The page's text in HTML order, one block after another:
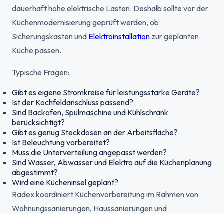
dauerhaft hohe elektrische Lasten. Deshalb sollte vor der
Küchenmodernisierung geprüft werden, ob
Sicherungskasten und Elektroinstallation zur geplanten
Küche passen.
Typische Fragen:
Gibt es eigene Stromkreise für leistungsstarke Geräte?
Ist der Kochfeldanschluss passend?
Sind Backofen, Spülmaschine und Kühlschrank
berücksichtigt?
Gibt es genug Steckdosen an der Arbeitsfläche?
Ist Beleuchtung vorbereitet?
Muss die Unterverteilung angepasst werden?
Sind Wasser, Abwasser und Elektro auf die Küchenplanung
abgestimmt?
Wird eine Kücheninsel geplant?
Radex koordiniert Küchenvorbereitung im Rahmen von
Wohnungssanierungen, Haussanierungen und